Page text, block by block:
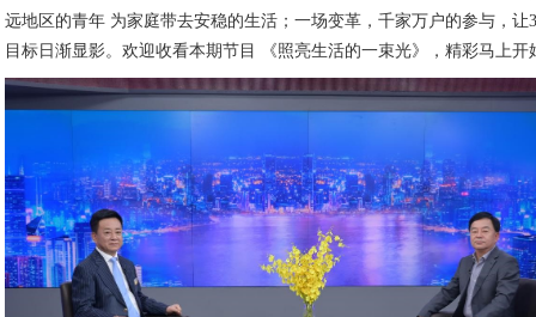
远地区的青年 为家庭带去安稳的生活；一场变革，千家万户的参与，让
目标日渐显影。欢迎收看本期节目 《照亮生活的一束光》，精彩马上开